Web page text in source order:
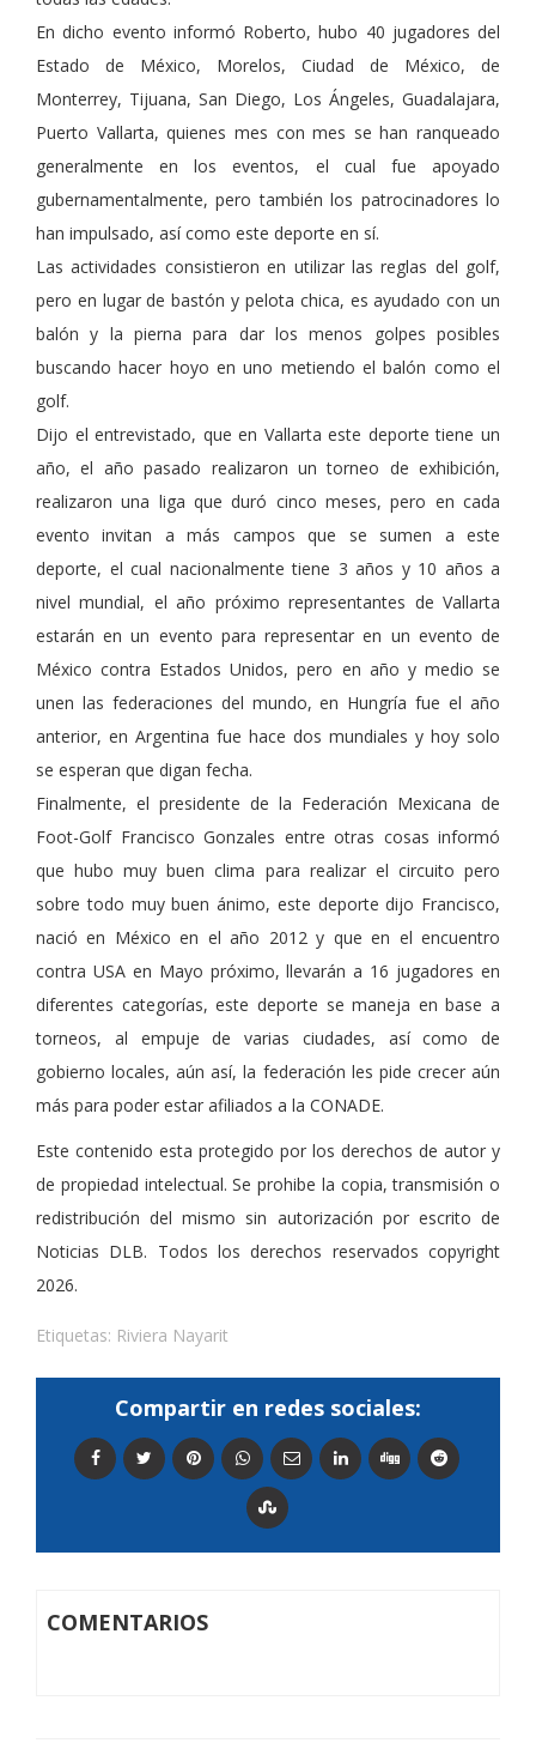
En dicho evento informó Roberto, hubo 40 jugadores del
Estado de México, Morelos, Ciudad de México, de
Monterrey, Tijuana, San Diego, Los Ángeles, Guadalajara,
Puerto Vallarta, quienes mes con mes se han ranqueado
generalmente en los eventos, el cual fue apoyado
gubernamentalmente, pero también los patrocinadores lo
han impulsado, así como este deporte en sí.
Las actividades consistieron en utilizar las reglas del golf,
pero en lugar de bastón y pelota chica, es ayudado con un
balón y la pierna para dar los menos golpes posibles
buscando hacer hoyo en uno metiendo el balón como el
golf.
Dijo el entrevistado, que en Vallarta este deporte tiene un
año, el año pasado realizaron un torneo de exhibición,
realizaron una liga que duró cinco meses, pero en cada
evento invitan a más campos que se sumen a este
deporte, el cual nacionalmente tiene 3 años y 10 años a
nivel mundial, el año próximo representantes de Vallarta
estarán en un evento para representar en un evento de
México contra Estados Unidos, pero en año y medio se
unen las federaciones del mundo, en Hungría fue el año
anterior, en Argentina fue hace dos mundiales y hoy solo
se esperan que digan fecha.
Finalmente, el presidente de la Federación Mexicana de
Foot-Golf Francisco Gonzales entre otras cosas informó
que hubo muy buen clima para realizar el circuito pero
sobre todo muy buen ánimo, este deporte dijo Francisco,
nació en México en el año 2012 y que en el encuentro
contra USA en Mayo próximo, llevarán a 16 jugadores en
diferentes categorías, este deporte se maneja en base a
torneos, al empuje de varias ciudades, así como de
gobierno locales, aún así, la federación les pide crecer aún
más para poder estar afiliados a la CONADE.
Este contenido esta protegido por los derechos de autor y
de propiedad intelectual. Se prohibe la copia, transmisión o
redistribución del mismo sin autorización por escrito de
Noticias DLB. Todos los derechos reservados copyright
2026.
Etiquetas: Riviera Nayarit
Compartir en redes sociales:
COMENTARIOS